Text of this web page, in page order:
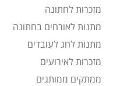
מזכרות לחתונה
מתנות לאורחים בחתונה
מתנות לחג לעובדים
מזכרות לאירועים
ממתקים ממותגים